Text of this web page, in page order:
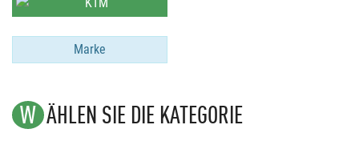
Marke
WÄHLEN SIE DIE KATEGORIE